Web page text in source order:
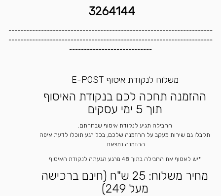
3264144
---------------------------------------------------------------------
---------------------------------------------------------------------
----------------------------
משלוח לנקודת איסוף E-POST
ההזמנה תחכה לכם בנקודת האיסוף
תוך 5 ימי עסקים
החבילה תגיע לנקודת איסוף שבחרתם.
תקבלו גם שירות מעקב על ההזמנה שלכם, בכל רגע תוכלו לדעת איפה
ההזמנה נמצאת.
*יש לאסוף את החבילה בתוך 48 מרגע הגעתה לנקודת האיסוף
מחיר משלוח: 25 ש"ח (חינם ברכישה
מעל 249)